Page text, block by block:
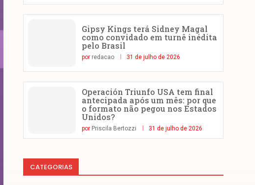
Gipsy Kings terá Sidney Magal
como convidado em turnê inédita
pelo Brasil
por redacao 31 de julho de 2026
Operación Triunfo USA tem final
antecipada após um mês: por que
o formato não pegou nos Estados
Unidos?
por Priscila Bertozzi 31 de julho de 2026
CATEGORIAS